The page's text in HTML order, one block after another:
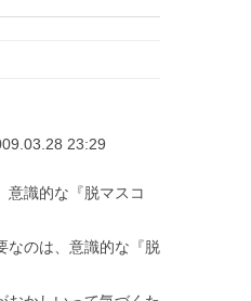
23:29
意識的な『脱マスコ
なのは、意識的な『脱